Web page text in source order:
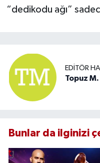
“dedikodu ağı”
EDITÖR
Topuz M.
Bunlar da ilginizi